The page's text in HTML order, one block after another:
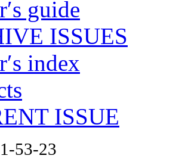
guide
ISSUES
index
ISSUE
53-23